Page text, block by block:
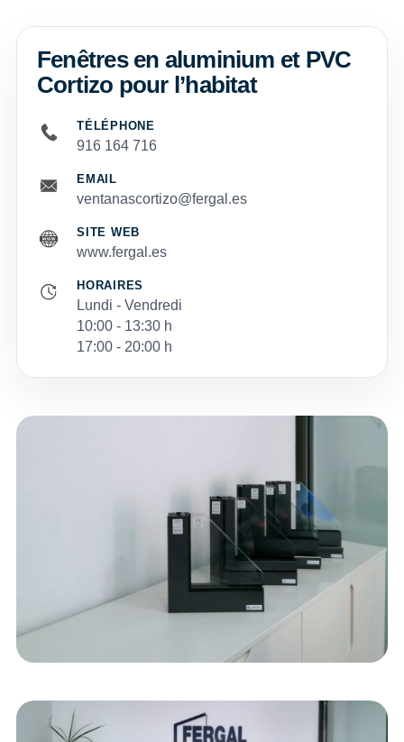
Fenêtres en aluminium et PVC
Cortizo pour l’habitat
TÉLÉPHONE
916 164 716
EMAIL
ventanascortizo@fergal.es
SITE WEB
www.fergal.es
HORAIRES
Lundi - Vendredi
10:00 - 13:30 h
17:00 - 20:00 h